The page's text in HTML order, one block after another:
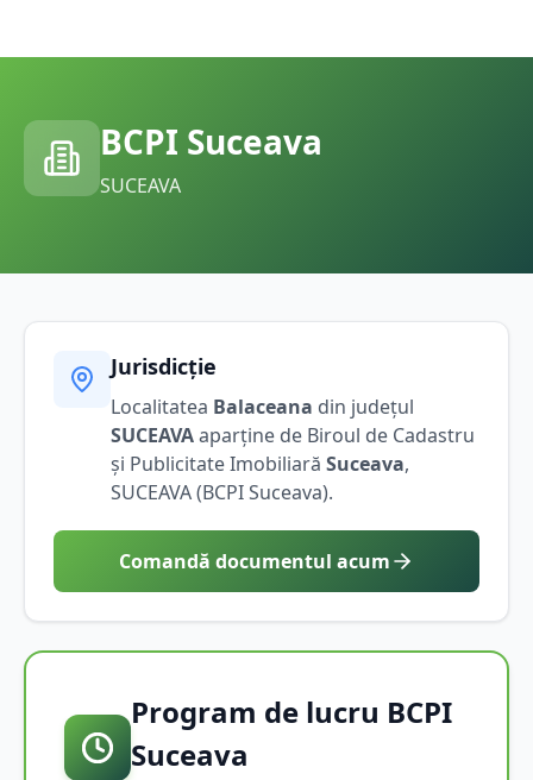
BCPI Suceava
SUCEAVA
Jurisdicție
Localitatea Balaceana din județul
SUCEAVAaparține de Biroul de Cadastru
și Publicitate Imobiliară Suceava,
SUCEAVA(BCPISuceava).
Comandă documentul acum
Program de lucru BCPI
Suceava